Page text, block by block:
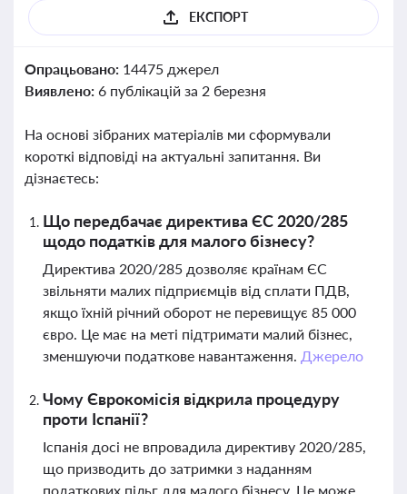
ЕКСПОРТ
Опрацьовано: 14475 джерел
Виявлено: 6 публікацій за 2 березня
На основі зібраних матеріалів ми сформували
короткі відповіді на актуальні запитання. Ви
дізнаєтесь:
Що передбачає директива ЄС 2020/285
щодо податків для малого бізнесу?
Директива 2020/285 дозволяє країнам ЄС
звільняти малих підприємців від сплати ПДВ,
якщо їхній річний оборот не перевищує 85 000
євро. Це має на меті підтримати малий бізнес,
зменшуючи податкове навантаження. Джерело
Чому Єврокомісія відкрила процедуру
проти Іспанії?
Іспанія досі не впровадила директиву 2020/285,
що призводить до затримки з наданням
податкових пільг для малого бізнесу. Це може